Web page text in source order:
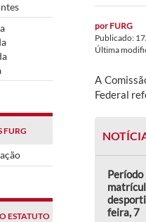
FURG
ESTATUTO
por FURG
Publicado:
Última
A
Federal
feira, 7